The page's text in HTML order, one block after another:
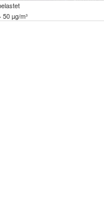
50 µg/m³